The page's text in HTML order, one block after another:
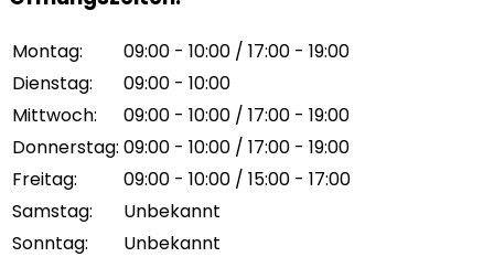
Montag:
09:00 - 10:00 / 17:00 - 19:00
Dienstag:
09:00 - 10:00
Mittwoch:
09:00 - 10:00 / 17:00 - 19:00
Donnerstag: 09:00 - 10:00 / 17:00 - 19:00
Freitag:
09:00 - 10:00 / 15:00 - 17:00
Samstag:
Unbekannt
Sonntag: Unbekannt